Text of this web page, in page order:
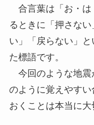
合言葉は「お・は
るときに「押さな
い」「戻らない」
た標語です。
今回のような地震
のように覚えやす
おくことは本当に大